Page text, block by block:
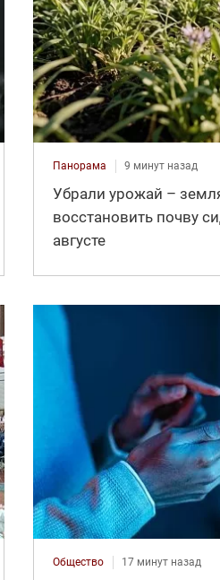
Панорама 9 минут назад
Убрали урожай –
восстановить почву
августе
Общество 17 минут назад